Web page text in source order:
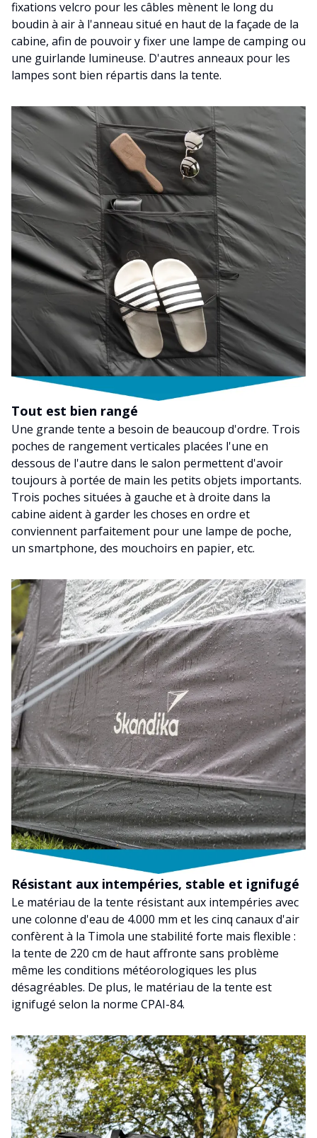
fixations velcro pour les câbles mènent le long du
boudin à air à l'anneau situé en haut de la façade de la
cabine, afin de pouvoir y fixer une lampe de camping ou
une guirlande lumineuse. D'autres anneaux pour les
lampes sont bien répartis dans la tente.
Tout est bien rangé
Une grande tente a besoin de beaucoup d'ordre. Trois
poches de rangement verticales placées l'une en
dessous de l'autre dans le salon permettent d'avoir
toujours à portée de main les petits objets importants.
Trois poches situées à gauche et à droite dans la
cabine aident à garder les choses en ordre et
conviennent parfaitement pour une lampe de poche,
un smartphone, des mouchoirs en papier, etc.
Résistant aux intempéries, stable et ignifugé
Le matériau de la tente résistant aux intempéries avec
une colonne d'eau de 4.000 mm et les cinq canaux d'air
confèrent à la Timola une stabilité forte mais flexible :
la tente de 220 cm de haut affronte sans problème
même les conditions météorologiques les plus
désagréables. De plus, le matériau de la tente est
ignifugé selon la norme CPAI-84.